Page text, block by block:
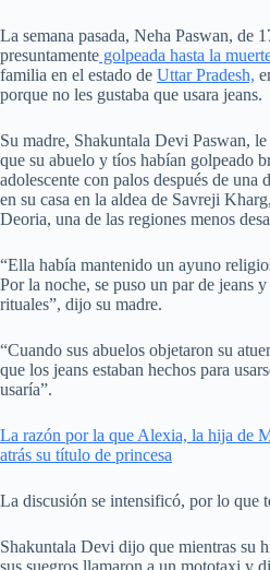
La semana pasada, Neha Paswan, de
presuntamente golpeada hasta la
familia en el estado de Uttar Pradesh,
porque no les gustaba que usara jeans.
Su madre, Shakuntala Devi Paswan,
que su abuelo y tíos habían golpeado
adolescente con palos después de una
en su casa en la aldea de Savreji
Deoria, una de las regiones menos
“Ella había mantenido un ayuno
Por la noche, se puso un par de jeans
rituales”, dijo su madre.
“Cuando sus abuelos objetaron su
que los jeans estaban hechos para
usaría”.
La razón por la que Alexia, la hija de
atrás su título de princesa
La discusión se intensificó, por lo que
Shakuntala Devi dijo que mientras su
sus suegros llamaron a un mototaxi y